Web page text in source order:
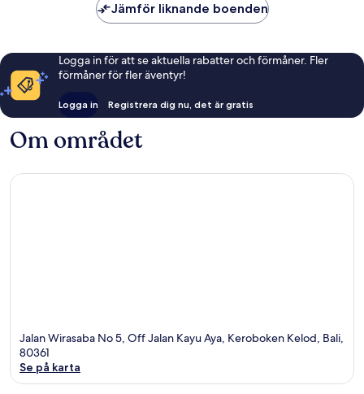
Jämför liknande boenden
Logga in för att se aktuella rabatter och förmåner. Fler
förmåner för fler äventyr!
Logga in Registrera dig nu, det är gratis
Om området
Jalan Wirasaba No 5, Off Jalan Kayu Aya, Keroboken Kelod, Bali,
80361
Se på karta